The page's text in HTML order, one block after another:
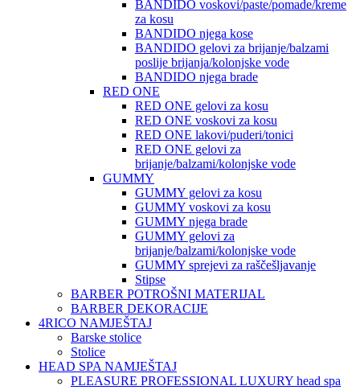
BANDIDO voskovi/paste/pomade/kreme
za kosu
BANDIDO njega kose
BANDIDO gelovi za brijanje/balzami
poslije brijanja/kolonjske vode
BANDIDO njega brade
RED ONE
RED ONE gelovi za kosu
RED ONE voskovi za kosu
RED ONE lakovi/puderi/tonici
RED ONE gelovi za
brijanje/balzami/kolonjske vode
GUMMY
GUMMY gelovi za kosu
GUMMY voskovi za kosu
GUMMY njega brade
GUMMY gelovi za
brijanje/balzami/kolonjske vode
GUMMY sprejevi za raščešljavanje
Stipse
BARBER POTROŠNI MATERIJAL
BARBER DEKORACIJE
4RICO NAMJEŠTAJ
Barske stolice
Stolice
HEAD SPA NAMJEŠTAJ
PLEASURE PROFESSIONAL LUXURY head spa